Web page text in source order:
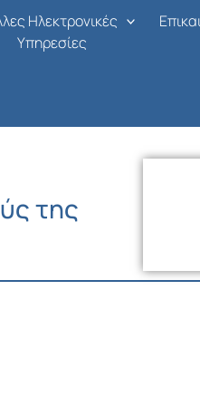
Ηλεκτρονικές
Υπηρεσίες
της